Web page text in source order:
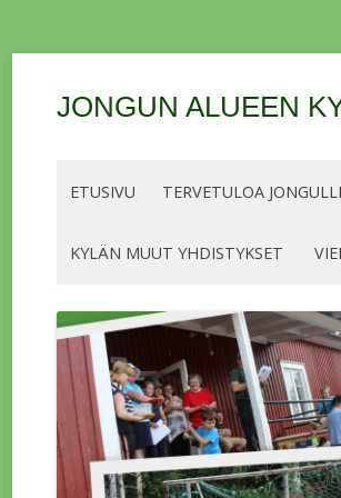
JONGUN ALUEEN
ETUSIVU TERVETULOA
KYLÄN MUUT YHDISTYKSET
HINNAT KALASTUSKAUDELLE 2026